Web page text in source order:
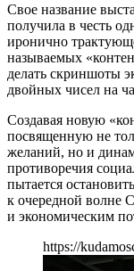
Свое название
получила в честь
иронично
называемых
делать скриншоты
двойных чисел на
Создавая новую
посвященную не
желаний, но и
противоречия
пытается
к очередной волне
и экономическим
https://